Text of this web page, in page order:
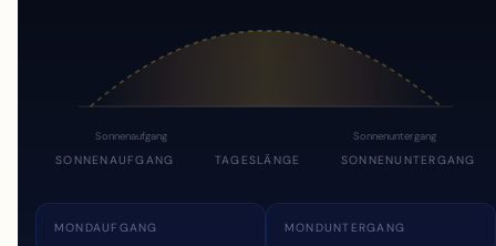
Sonnenaufgang Sonnenuntergang
SONNENAUFGANG TAGESLÄNGE SONNENUNTERGANG
MONDAUFGANG MONDUNTERGANG